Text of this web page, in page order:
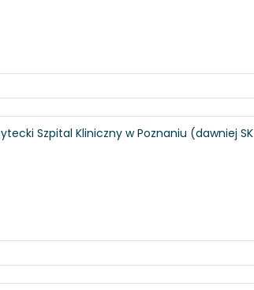
Szpital Kliniczny w Poznaniu (dawniej SK